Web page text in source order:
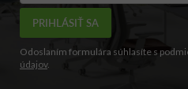
Copyright 2026Sedooz.sk –
PRIHLÁSIŤ SA
Odoslaním formulára súhlasíte s
údajov.